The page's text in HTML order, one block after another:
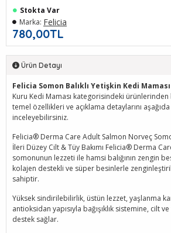
780,00TL
Stokta Var
Marka: Felicia
Ürün Detayı
Felicia Somon Balıklı Yetişkin Kedi
Kuru Kedi Maması kategorisindeki
temel özellikleri ve açıklama detaylarını
inceleyebilirsiniz.
Felicia® Derma Care Adult Salmon Norveç
İleri Düzey Cilt & Tüy Bakımı Felicia® Derma
somonunun lezzeti ile hamsi balığının zengin
kolajen destekli ve süper besinlerle
sahiptir.
Yüksek sindirilebilirlik, üstün lezzet, yaşlanma
antioksidan yapısıyla bağışıklık sistemine, cilt
destek sağlar.